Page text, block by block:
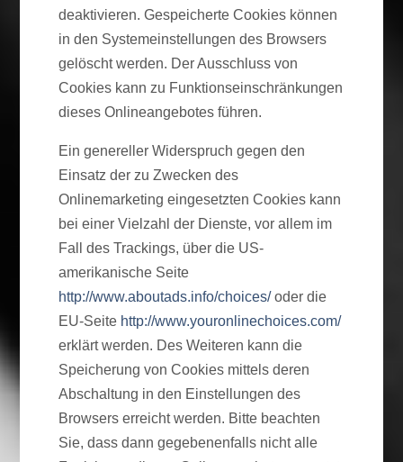
deaktivieren. Gespeicherte Cookies können
in den Systemeinstellungen des Browsers
gelöscht werden. Der Ausschluss von
Cookies kann zu Funktionseinschränkungen
dieses Onlineangebotes führen.
Ein genereller Widerspruch gegen den
Einsatz der zu Zwecken des
Onlinemarketing eingesetzten Cookies kann
bei einer Vielzahl der Dienste, vor allem im
Fall des Trackings, über die US-
amerikanische Seite
http://www.aboutads.info/choices/oder die
EU-Seite http://www.youronlinechoices.com/
erklärt werden. Des Weiteren kann die
Speicherung von Cookies mittels deren
Abschaltung in den Einstellungen des
Browsers erreicht werden. Bitte beachten
Sie, dass dann gegebenenfalls nicht alle